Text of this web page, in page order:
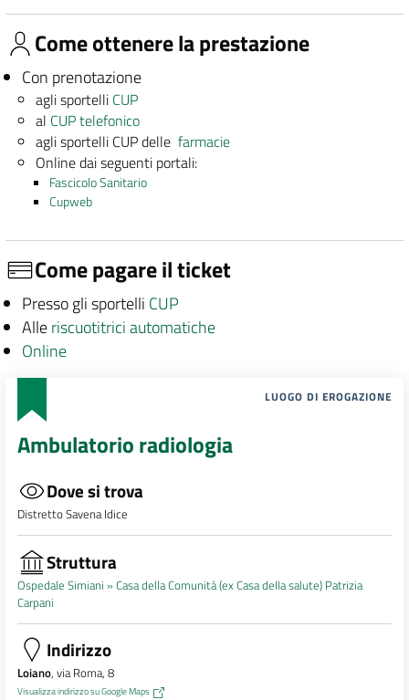
Come ottenere la prestazione
Con prenotazione
agli sportelli CUP
al CUP telefonico
agli sportelli CUP dellefarmacie
Online dai seguenti portali:
Fascicolo Sanitario
Cupweb
Come pagare il ticket
Presso gli sportelli CUP
Alleriscuotitrici automatiche
Online
LUOGO DI EROGAZIONE
Ambulatorio radiologia
Dove si trova
Distretto Savena Idice
Struttura
Ospedale Simiani »Casa della Comunità (ex Casa della salute) Patrizia
Carpani
Indirizzo
Loiano, via Roma, 8
Visualizza indirizzo su Google Maps